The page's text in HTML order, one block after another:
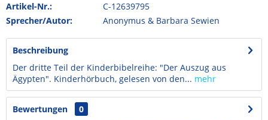
Artikel-Nr.:
C-12639795
Sprecher/Autor:
Anonymus & Barbara Sewien
Beschreibung
Der dritte Teil der Kinderbibelreihe: "Der Auszug aus
Ägypten". Kinderhörbuch, gelesen von den... mehr
Bewertungen
0